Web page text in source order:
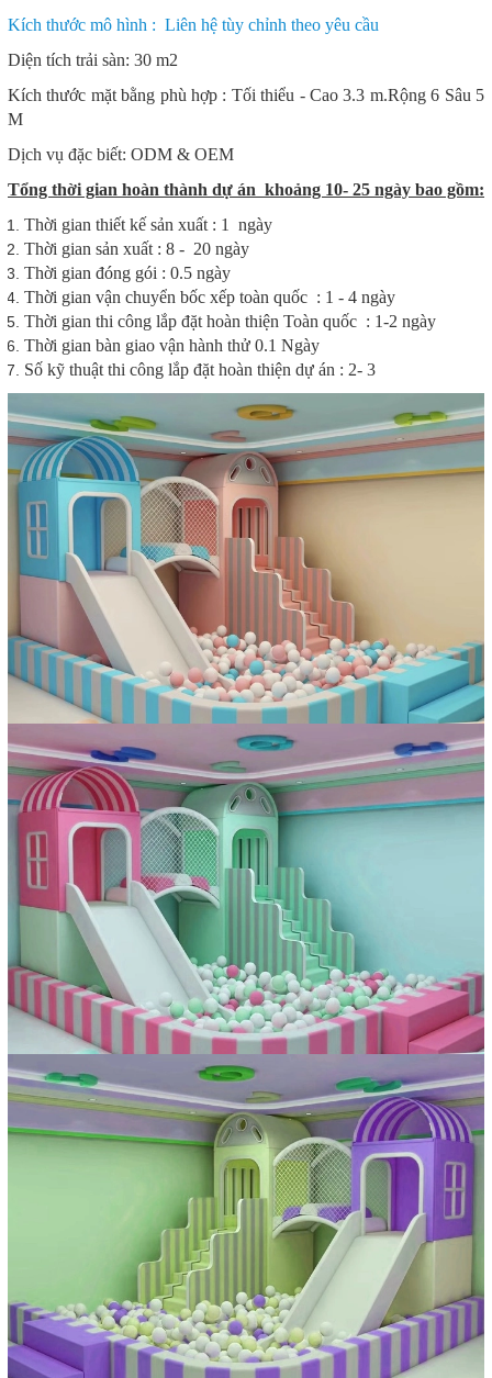
Kích thước mô hình : Liên hệ tùy chỉnh theo yêu cầu
Diện tích trải sàn: 30 m2
Kích thước mặt bằng phù hợp : Tối thiểu - Cao 3.3 m.Rộng 6 Sâu 5
M
Dịch vụ đặc biết: ODM & OEM
Tổng thời gian hoàn thành dự án khoảng 10- 25 ngày bao gồm:
Thời gian thiết kế sản xuất : 1 ngày
Thời gian sản xuất : 8 - 20 ngày
Thời gian đóng gói : 0.5 ngày
Thời gian vận chuyển bốc xếp toàn quốc : 1 - 4 ngày
Thời gian thi công lắp đặt hoàn thiện Toàn quốc : 1-2 ngày
Thời gian bàn giao vận hành thử 0.1 Ngày
Số kỹ thuật thi công lắp đặt hoàn thiện dự án : 2- 3